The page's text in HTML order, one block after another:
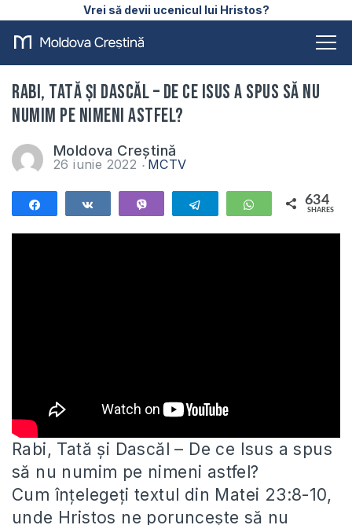
Vrei să devii ucenicul lui Hristos?
Rabi, Tată şi Dascăl – De ce Isus a spus să nu
numim pe nimeni astfel?
Moldova Creștină
26 iunie 2022 MCTV
Telegram WhatsApp
634
SHARES
Rabi, Tată şi Dascăl – De ce Isus a spus
să nu numim pe nimeni astfel?
Cum înţelegeţi textul din Matei 23:8-10,
unde Hristos ne poruncește să nu